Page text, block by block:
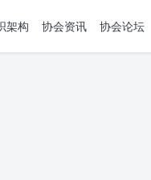
架构 协会资讯 协会论坛